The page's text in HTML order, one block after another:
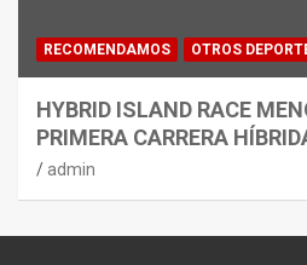
RECOMENDAMOS OTROS
HYBRID ISLAND RACE
PRIMERA CARRERA
admin